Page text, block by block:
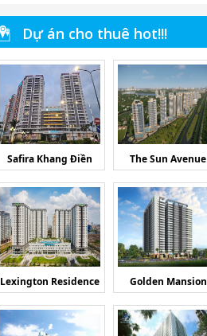
Dự án cho thuê hot!!!
Safira Khang Điền The Sun Avenue
Lexington Residence Golden Mansion